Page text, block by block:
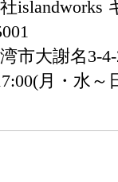
islandworks
市大謝名3-
月・水～